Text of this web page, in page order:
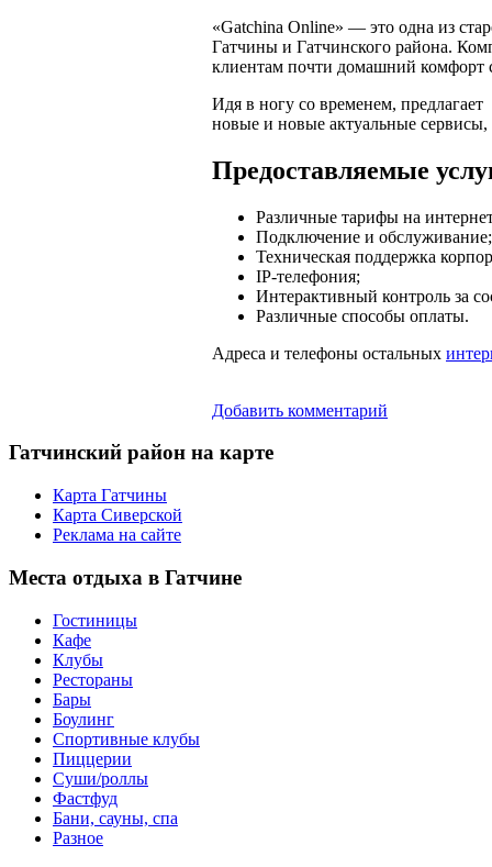
«Gatchina Online» — это одна из
Гатчины и Гатчинского района.
клиентам почти домашний комфорт
Идя в ногу со временем,
новые и новые актуальные
Предоставляемые
Различные тарифы на
Подключение и обслуживание;
Техническая поддержка
IP-телефония;
Интерактивный контроль за
Различные способы оплаты.
Адреса и телефоны остальных
Добавить комментарий
Гатчинский район на карте
Карта Гатчины
Карта Сиверской
Реклама на сайте
Места отдыха в Гатчине
Гостиницы
Кафе
Клубы
Рестораны
Бары
Боулинг
Спортивные клубы
Пиццерии
Суши/роллы
Фастфуд
Бани, сауны, спа
Разное